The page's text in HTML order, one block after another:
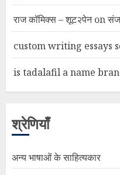
राज कॉमिक्स – शूट२पेनon
custom writing essays
is tadalafil a name
श्रेणियाँ
अन्य भाषाओं के साहित्यकार